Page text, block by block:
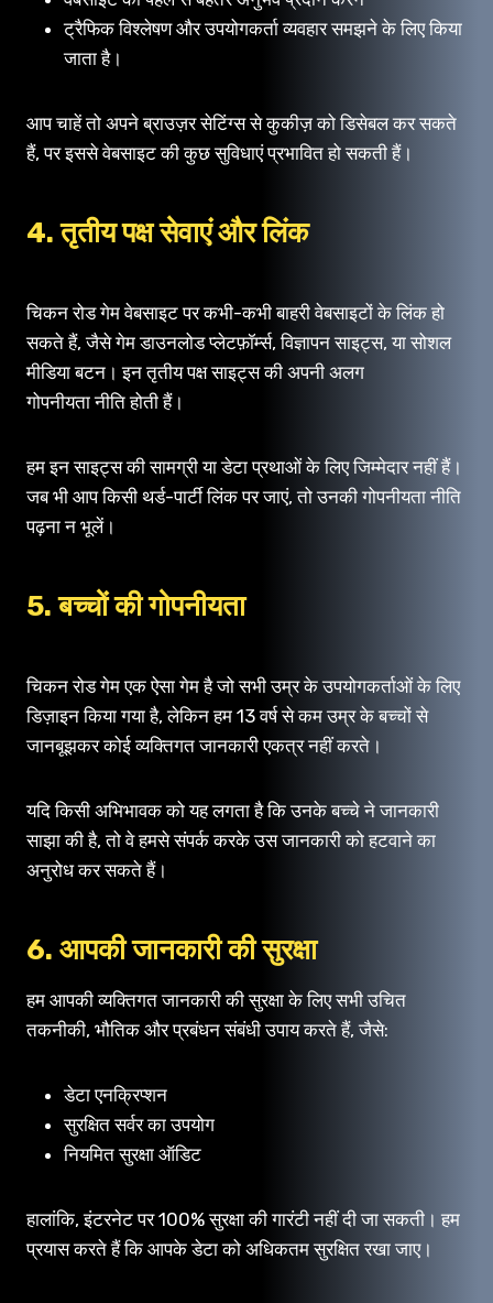
ट्रैफिक विश्लेषण और उपयोगकर्ता व्यवहार समझने के लिए किया
जाता है।
आप चाहें तो अपने ब्राउज़र सेटिंग्स से कुकीज़ को डिसेबल कर सकते
हैं, पर इससे वेबसाइट की कुछ सुविधाएं प्रभावित हो सकती हैं।
4. तृतीय पक्ष सेवाएं और लिंक
चिकन रोड गेम वेबसाइट पर कभी-कभी बाहरी वेबसाइटों के लिंक हो
सकते हैं, जैसे गेम डाउनलोड प्लेटफ़ॉर्म्स, विज्ञापन साइट्स, या सोशल
मीडिया बटन। इन तृतीय पक्ष साइट्स की अपनी अलग
गोपनीयता नीति होती हैं।
हम इन साइट्स की सामग्री या डेटा प्रथाओं के लिए जिम्मेदार नहीं हैं।
जब भी आप किसी थर्ड-पार्टी लिंक पर जाएं, तो उनकी गोपनीयता नीति
पढ़ना न भूलें।
5. बच्चों की गोपनीयता
चिकन रोड गेम एक ऐसा गेम है जो सभी उम्र के उपयोगकर्ताओं के लिए
डिज़ाइन किया गया है, लेकिन हम 13 वर्ष से कम उम्र के बच्चों से
जानबूझकर कोई व्यक्तिगत जानकारी एकत्र नहीं करते।
यदि किसी अभिभावक को यह लगता है कि उनके बच्चे ने जानकारी
साझा की है, तो वे हमसे संपर्क करके उस जानकारी को हटवाने का
अनुरोध कर सकते हैं।
6. आपकी जानकारी की सुरक्षा
हम आपकी व्यक्तिगत जानकारी की सुरक्षा के लिए सभी उचित
तकनीकी, भौतिक और प्रबंधन संबंधी उपाय करते हैं, जैसे:
डेटा एनक्रिप्शन
सुरक्षित सर्वर का उपयोग
नियमित सुरक्षा ऑडिट
हालांकि, इंटरनेट पर 100% सुरक्षा की गारंटी नहीं दी जा सकती। हम
प्रयास करते हैं कि आपके डेटा को अधिकतम सुरक्षित रखा जाए।